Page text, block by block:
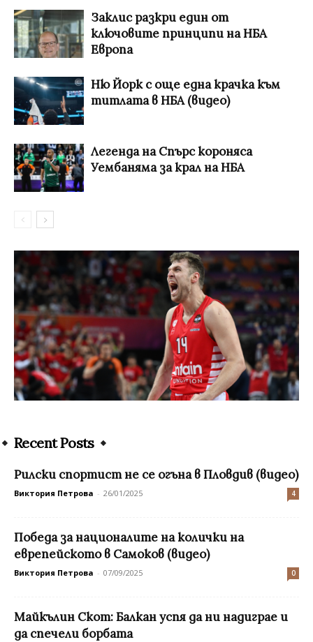
Заклис разкри един от
ключовите принципи на НБА
Европа
Ню Йорк с още една крачка към
титлата в НБА (видео)
Легенда на Спърс короняса
Уембаняма за крал на НБА
Recent Posts
Рилски спортист не се огъна в Пловдив (видео)
Виктория Петрова - 26/01/2025 4
Победа за националите на колички на
еврепейското в Самоков (видео)
Виктория Петрова - 07/09/2025 0
Майкълин Скот: Балкан успя да ни надиграе и
да спечели борбата